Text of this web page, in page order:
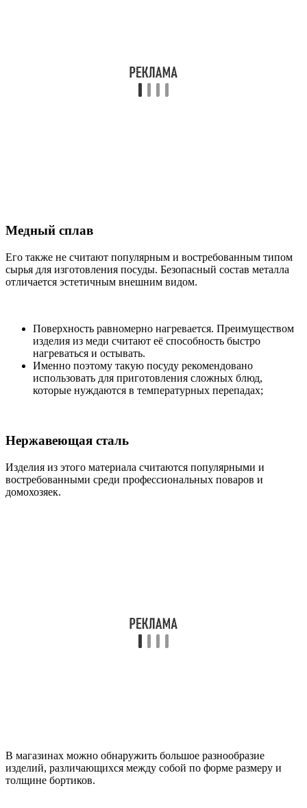
Медный сплав
Его также не считают популярным и востребованным типом
сырья для изготовления посуды. Безопасный состав металла
отличается эстетичным внешним видом.
Поверхность равномерно нагревается. Преимуществом
изделия из меди считают её способность быстро
нагреваться и остывать.
Именно поэтому такую посуду рекомендовано
использовать для приготовления сложных блюд,
которые нуждаются в температурных перепадах;
Нержавеющая сталь
Изделия из этого материала считаются популярными и
востребованными среди профессиональных поваров и
домохозяек.
В магазинах можно обнаружить большое разнообразие
изделий, различающихся между собой по форме размеру и
толщине бортиков.